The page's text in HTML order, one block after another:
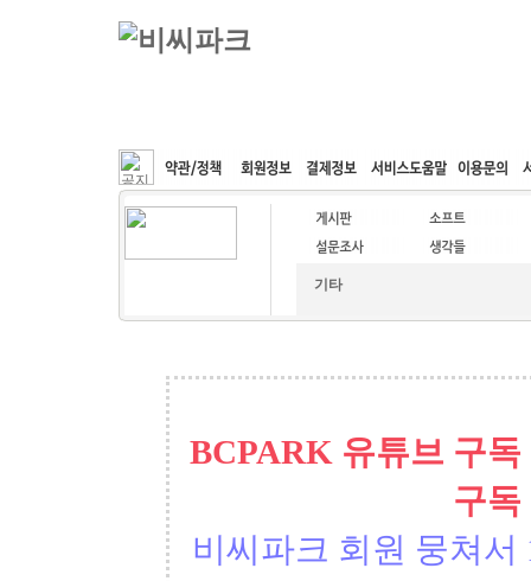
커뮤니티 속도패치 웹호스팅 공동구매
기타
BCPARK 유튜브 구
구독
비씨파크 회원 뭉쳐서